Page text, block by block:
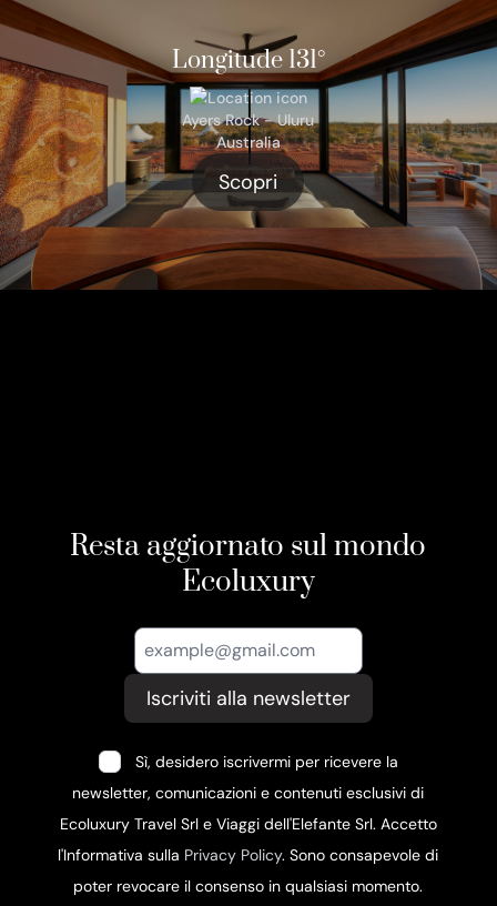
Longitude 131°
Ayers Rock - Uluru
Australia
Scopri
Resta aggiornato sul mondo
Ecoluxury
Iscriviti alla newsletter
Sì, desidero iscrivermi per ricevere la
newsletter, comunicazioni e contenuti esclusivi di
Ecoluxury Travel Srl e Viaggi dell'Elefante Srl. Accetto
l'Informativa sulla Privacy Policy. Sono consapevole di
poter revocare il consenso in qualsiasi momento.